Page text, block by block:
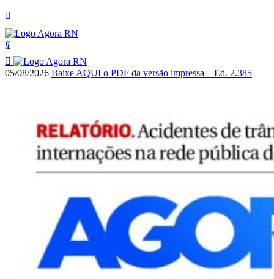
05/08/2026 Baixe AQUI o PDF da versão impressa – Ed. 2.385